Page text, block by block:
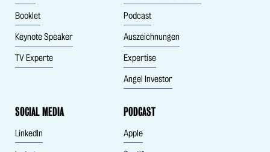
Booklet
Keynote Speaker
TV Experte
Podcast
Auszeichnungen
Expertise
Angel Investor
SOCIAL MEDIA
LinkedIn
PODCAST
Apple